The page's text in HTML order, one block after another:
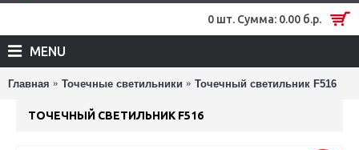
0 шт. Сумма: 0.00 б.р.
MENU
Главная Точечные светильники Точечный светильник F516
ТОЧЕЧНЫЙ СВЕТИЛЬНИК F516